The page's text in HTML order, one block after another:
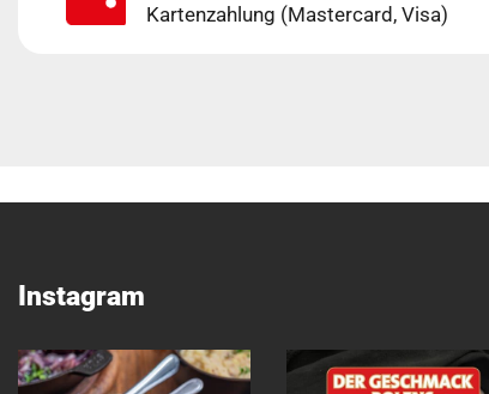
Kartenzahlung (Mastercard, Visa)
Instagram